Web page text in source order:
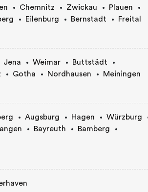
Chemnitz Zwickau
Plauen
Eilenburg Bernstadt Freital
Jena Weimar
Buttstädt
Gotha Nordhausen Meiningen
Augsburg Hagen
Würzburg
Bayreuth
Bamberg